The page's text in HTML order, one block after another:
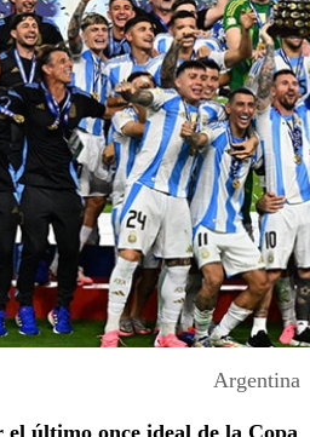
Argentina
el último once ideal de la Copa